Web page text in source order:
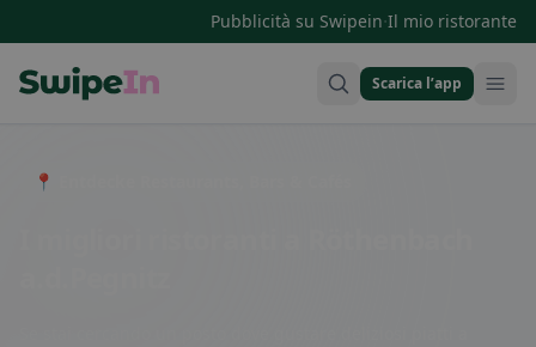
Pubblicità su Swipein·Il mio ristorante
Scarica l’app
📍 Entdecke Restaurants, Bars & Cafés